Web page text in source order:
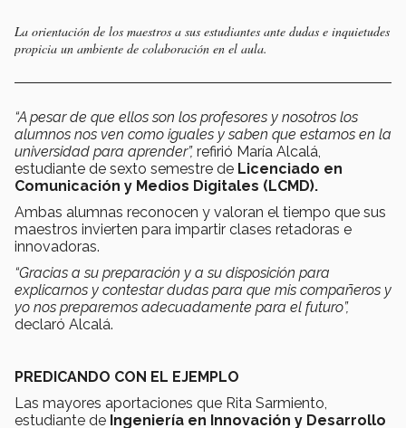
La orientación de los maestros a sus estudiantes ante dudas e inquietudes
propicia un ambiente de colaboración en el aula.
“A pesar de que ellos son los profesores y nosotros los
alumnos nos ven como iguales y saben que estamos en la
universidad para aprender”, refirió María Alcalá,
estudiante de sexto semestre de Licenciado en
Comunicación y Medios Digitales (LCMD).
Ambas alumnas reconocen y valoran el tiempo que sus
maestros invierten para impartir clases retadoras e
innovadoras.
“Gracias a su preparación y a su disposición para
explicarnos y contestar dudas para que mis compañeros y
yo nos preparemos adecuadamente para el futuro”,
declaró Alcalá.
PREDICANDO CON EL EJEMPLO
Las mayores aportaciones que Rita Sarmiento,
estudiante de Ingeniería en Innovación y Desarrollo